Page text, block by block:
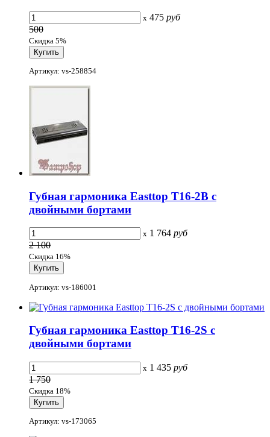
x 475 руб
500
Скидка 5%
Артикул: vs-258854
Губная гармоника Easttop T16-2B с
двойными бортами
x 1 764 руб
2 100
Скидка 16%
Артикул: vs-186001
Губная гармоника Easttop T16-2S с
двойными бортами
x 1 435 руб
1 750
Скидка 18%
Артикул: vs-173065